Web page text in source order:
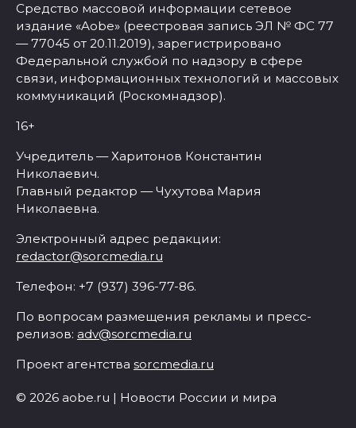
Средство массовой информации сетевое
издание «Aobe» (реестровая запись ЭЛ № ФС 77
— 77045 от 20.11.2019), зарегистрировано
Федеральной службой по надзору в сфере
связи, информационных технологий и массовых
коммуникаций (Роскомнадзор).
16+
Учредитель — Харитонов Константин
Николаевич.
Главный редактор — Чухутова Мария
Николаевна.
Электронный адрес редакции:
redactor@sorcmedia.ru
Телефон: +7 (937) 396-77-86.
По вопросам размещения рекламы и пресс-
релизов: adv@sorcmedia.ru
Проект агентства sorcmedia.ru
© 2026 aobe.ru | Новости России и мира